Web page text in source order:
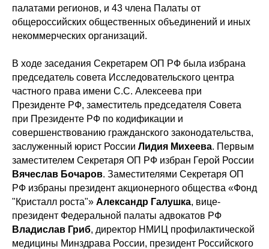
палатами регионов, и 43 члена Палаты от
общероссийских общественных объединений и иных
некоммерческих организаций.
В ходе заседания Секретарем ОП РФ была избрана
председатель совета Исследовательского центра
частного права имени С.С. Алексеева при
Президенте РФ, заместитель председателя Совета
при Президенте РФ по кодификации и
совершенствованию гражданского законодательства,
заслуженный юрист России Лидия Михеева. Первым
заместителем Секретаря ОП РФ избран Герой России
Вячеслав Бочаров. Заместителями Секретаря ОП
РФ избраны президент акционерного общества «Фонд
"Кристалл роста"» Александр Галушка, вице-
президент Федеральной палаты адвокатов РФ
Владислав Гриб, директор НМИЦ профилактической
медицины Минздрава России, президент Российского